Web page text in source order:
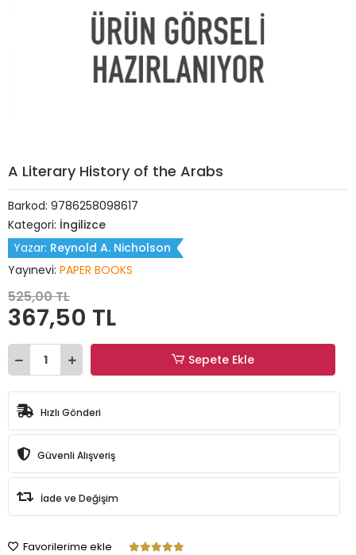
A Literary History of the Arabs
Barkod: 9786258098617
Kategori: İngilizce
Yazar: Reynold A. Nicholson
Yayınevi: PAPER BOOKS
525,00 TL
367,50 TL
Sepete Ekle
Hızlı Gönderi
Güvenli Alışveriş
İade ve Değişim
Favorilerime ekle